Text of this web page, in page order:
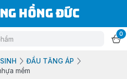
Hồng Đức
0
ĐẦU TĂNG ÁP
mềm